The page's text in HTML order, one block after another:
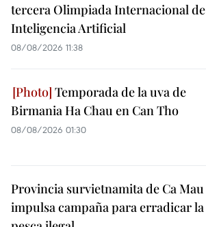
tercera Olimpiada Internacional de
Inteligencia Artificial
08/08/2026 11:38
Temporada de la uva de
Birmania Ha Chau en Can Tho
08/08/2026 01:30
Provincia survietnamita de Ca Mau
impulsa campaña para erradicar la